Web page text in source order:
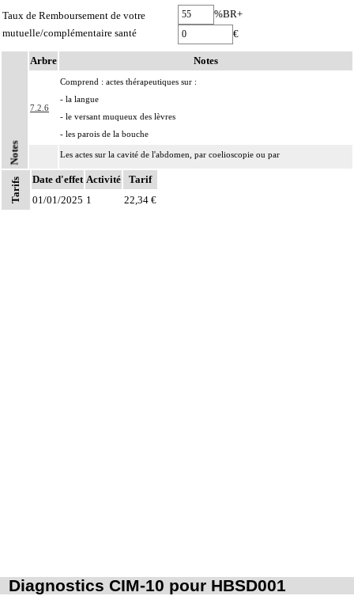
Taux de Remboursement de votre
mutuelle/complémentaire santé
%BR+
€
Notes
Arbre Notes
7.2.6
Comprend : actes thérapeutiques sur :
- la langue
- le versant muqueux des lèvres
- les parois de la bouche
7
Les actes sur la cavité de l'abdomen, par coelioscopie ou par
rétropéritonéoscopie incluent l'évacuation de collection intraabdominale
associée, la toilette péritonéale et/ou la pose de drain.
Tarifs Date d'effet Activité
Tarif
01/01/2025 1 22,34 €
Diagnostics CIM-10 pour HBSD001